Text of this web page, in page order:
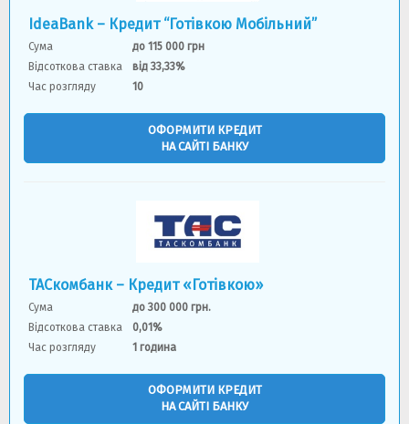
IdeaBank – Кредит “Готівкою Мобільний”
Сума
до 115 000 грн
Відсоткова ставка
від 33,33%
Час розгляду
10
ОФОРМИТИ КРЕДИТ
НА САЙТІ БАНКУ
ТАСкомбанк – Кредит «Готівкою»
Сума
до 300 000 грн.
Відсоткова ставка
0,01%
Час розгляду
1 година
ОФОРМИТИ КРЕДИТ
НА САЙТІ БАНКУ